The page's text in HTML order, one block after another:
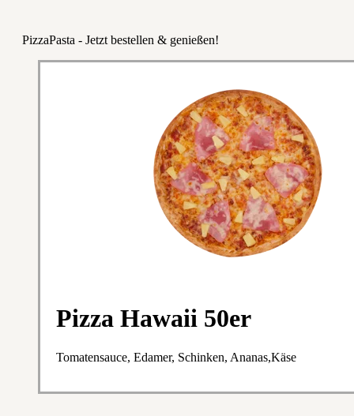
PizzaPasta - Jetzt bestellen & genießen!
Pizza Hawaii 50er
Tomatensauce, Edamer, Schinken, Ananas,Käse